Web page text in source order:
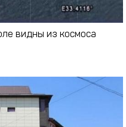
видны из космоса